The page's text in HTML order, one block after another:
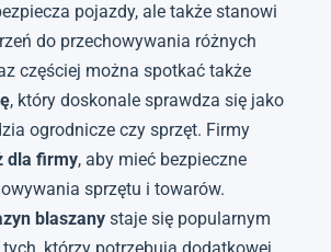
pojazdy, ale także stanowi
do przechowywania różnych
częściej można spotkać także
, który doskonale sprawdza się jako
ogrodnicze czy sprzęt. Firmy
dla firmy, aby mieć bezpieczne
sprzętu i towarów.
blaszany staje się popularnym